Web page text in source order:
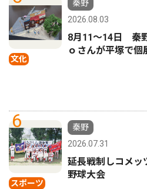
文化
秦野
2026.08.03
8月11〜14日 秦
ｏさんが平塚で個
6
スポーツ
秦野
2026.07.31
延長戦制しコメ
野球大会